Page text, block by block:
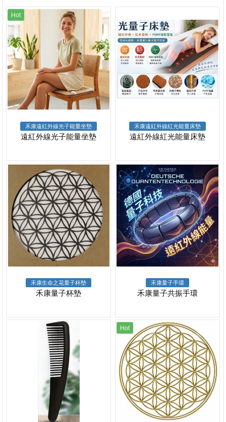
Hot
禾康遠紅外線光子能量坐墊
遠紅外線光子能量坐墊
禾康遠紅外線紅光能量床墊
遠紅外線紅光能量床墊
禾康生命之花量子杯墊
禾康量子杯墊
禾康量子手環
禾康量子共振手環
Hot